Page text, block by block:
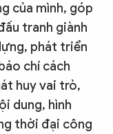
của mình, góp
tranh giành
phát triển
chí cách
huy vai trò,
dung, hình
thời đại công